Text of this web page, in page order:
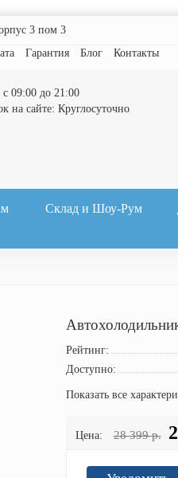
3 пом 3
Гарантия Блог Контакты
09:00 до 21:00
на сайте: Круглосуточно
Склад и Шоу-Рум
Рейтинг:
Доступно:
Показать все
Цена: 28 399 р.